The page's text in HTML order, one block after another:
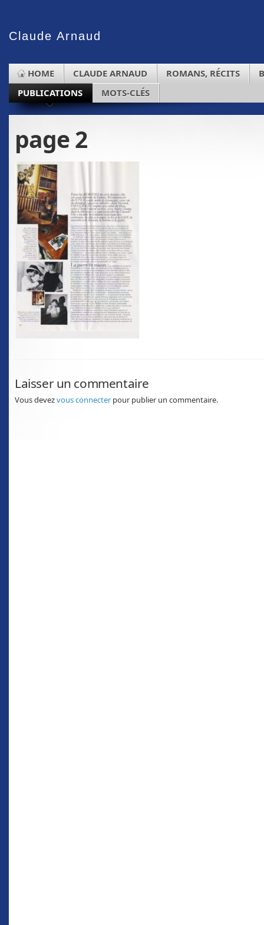
Claude Arnaud
HOME CLAUDE ARNAUD ROMANS, RÉCITS
PUBLICATIONS
MOTS-CLÉS
page 2
Laisser un commentaire
Vous devezvous connecter pour publier un commentaire.